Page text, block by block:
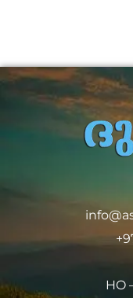
HO